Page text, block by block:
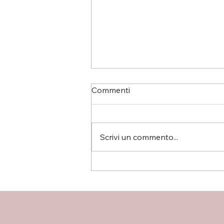
nuove soluzioni abitative in
Commenti
Scrivi un commento...